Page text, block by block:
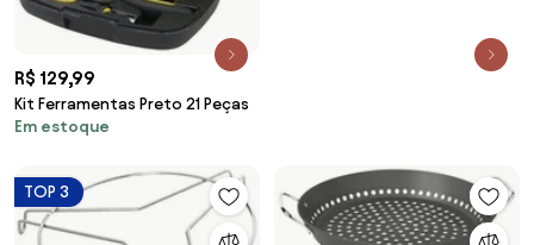
R$ 129,99
Kit Ferramentas Preto 21 Peças
Em estoque
TOP 3